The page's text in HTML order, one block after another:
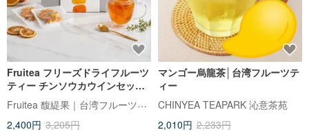
Fruitea フリーズドライフルーツ
ティー チンソウカウインセット
10包 5つの人気フレーバー全収
録・フルーツウォーター
Fruitea 馥緹果｜台湾フルーツティー
2,400円 3,205円
マンゴー烏龍茶│台湾フルーツテ
ィー
CHINYEA TEAPARK 沁意茶苑
2,010円 2,233円